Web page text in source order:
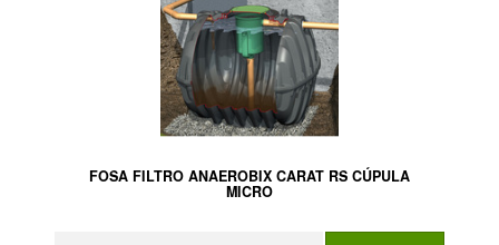
FOSA FILTRO ANAEROBIX CARAT RS CÚPULA
MICRO